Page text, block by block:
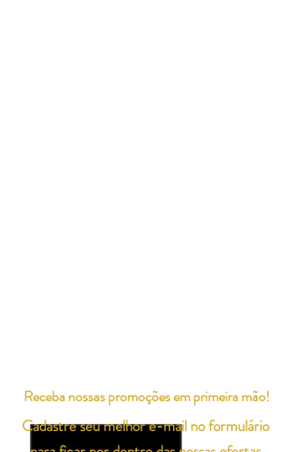
Cadastre seu melhor e-mail no formulário
Receba nossas promoções em primeira mão!